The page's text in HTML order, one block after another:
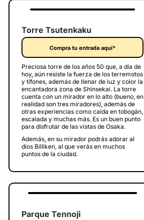
Torre Tsutenkaku
Compra tu entrada aquí*
Preciosa torre de los años 50 que, a día de
hoy, aún resiste la fuerza de los terremotos
y tifones, además de llenar de luz y color la
encantadora zona de Shinsekai. La torre
cuenta con un mirador en lo alto (bueno, en
realidad son tres miradores), además de
otras experiencias como caída en tobogán,
escalada y muchas más. Es un buen punto
para disfrutar de las vistas de Osaka.
Además, en su mirador podrás adorar al
dios Billiken, al que verás en muchos
puntos de la ciudad.
Parque Tennoji